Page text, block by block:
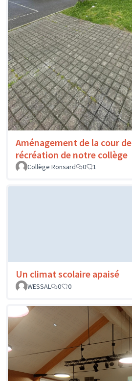
Aménagement de la cour de
récréation de notre collège
Collège Ronsard
0 1
Un climat scolaire apaisé
WESSAL
0 0